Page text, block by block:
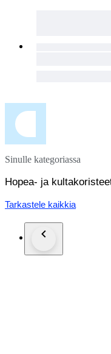
Sinulle kategoriassa
Hopea- ja
Tarkastele kaikkia